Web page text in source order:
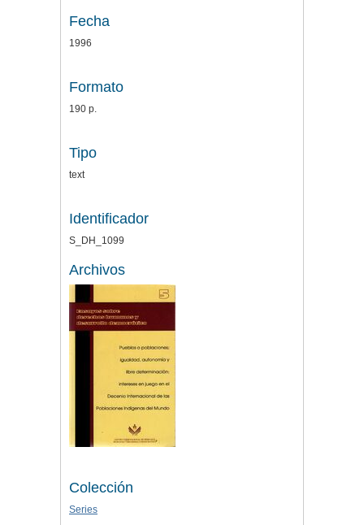
Fecha
1996
Formato
190 p.
Tipo
text
Identificador
S_DH_1099
Archivos
Colección
Series